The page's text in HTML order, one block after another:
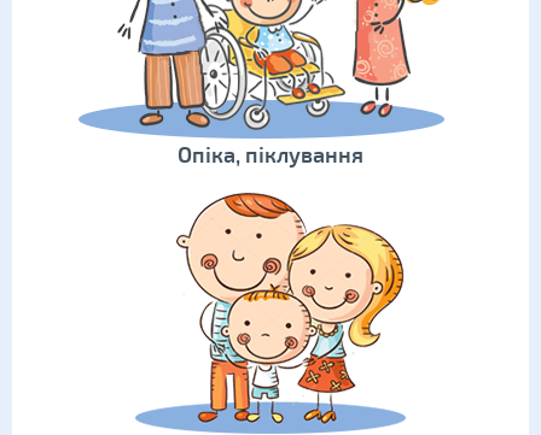
Опіка, піклування